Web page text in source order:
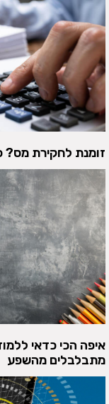
זומנת לחקירת מס?
איפה הכי כדאי
מתבלבלים מהשפע